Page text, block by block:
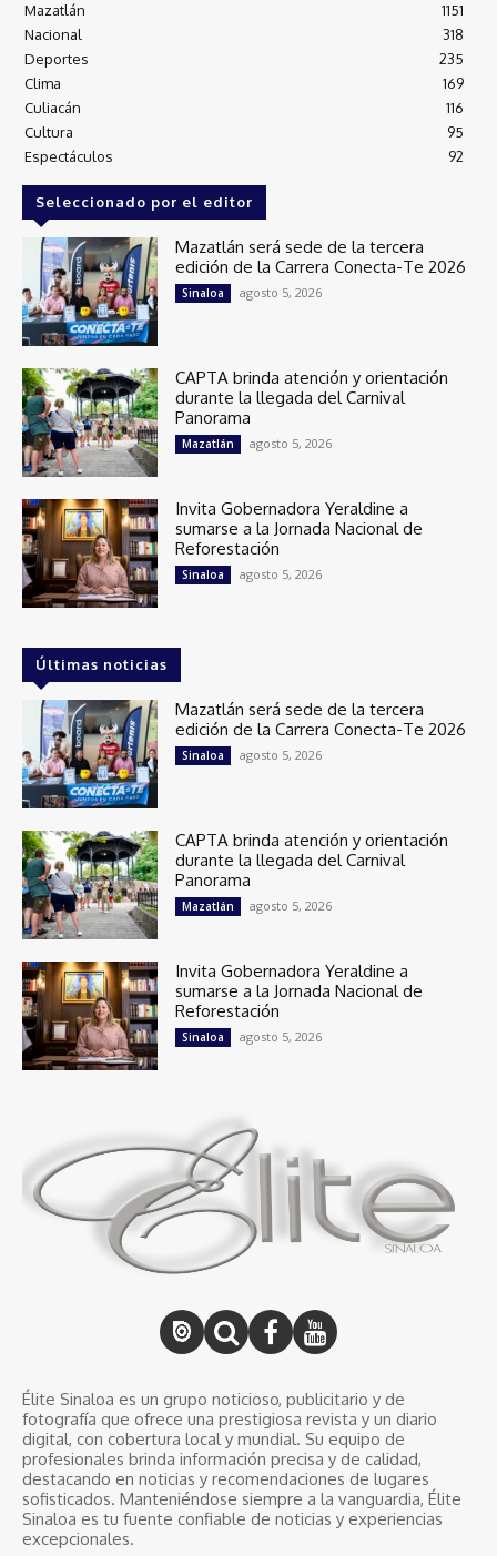
Mazatlán
1151
Nacional
318
Deportes
235
Clima
169
Culiacán
116
Cultura
95
Espectáculos
92
Seleccionado por el editor
Mazatlán será sede de la tercera
edición de la Carrera Conecta-Te 2026
Sinaloa agosto 5, 2026
CAPTA brinda atención y orientación
durante la llegada del Carnival
Panorama
Mazatlán agosto 5, 2026
Invita Gobernadora Yeraldine a
sumarse a la Jornada Nacional de
Reforestación
Sinaloa agosto 5, 2026
Últimas noticias
Mazatlán será sede de la tercera
edición de la Carrera Conecta-Te 2026
Sinaloa agosto 5, 2026
CAPTA brinda atención y orientación
durante la llegada del Carnival
Panorama
Mazatlán agosto 5, 2026
Invita Gobernadora Yeraldine a
sumarse a la Jornada Nacional de
Reforestación
Sinaloa agosto 5, 2026
Élite Sinaloa es un grupo noticioso, publicitario y de
fotografía que ofrece una prestigiosa revista y un diario
digital, con cobertura local y mundial. Su equipo de
profesionales brinda información precisa y de calidad,
destacando en noticias y recomendaciones de lugares
sofisticados. Manteniéndose siempre a la vanguardia, Élite
Sinaloa es tu fuente confiable de noticias y experiencias
excepcionales.